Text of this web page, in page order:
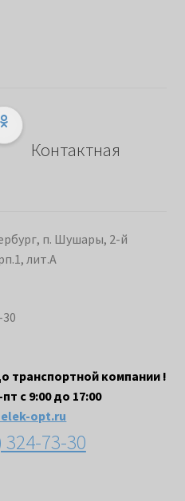
Контактная
п. Шушары, 2-й
лит.А
транспортной компании !
с 9:00 до 17:00
opt.ru
324-73-30